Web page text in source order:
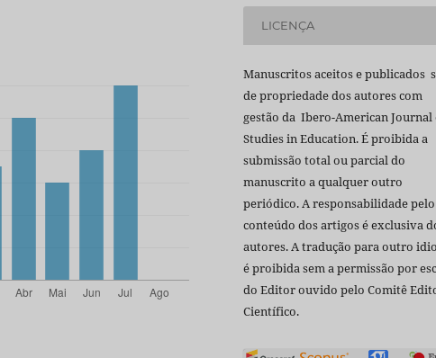
LICENÇA
Manuscritos aceitos e publicados
de propriedade dos autores com
gestão da Ibero-American Journal
Studies in Education. É proibida a
submissão total ou parcial do
manuscrito a qualquer outro
periódico. A responsabilidade pelo
conteúdo dos artigos é exclusiva
autores. A tradução para outro
é proibida sem a permissão por
do Editor ouvido pelo Comitê
Científico.